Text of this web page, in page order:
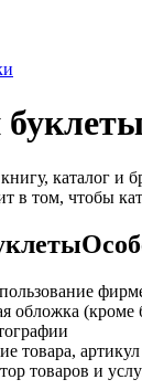
каталог и
в том, чтобы
обложка (кроме
товара,
товаров и